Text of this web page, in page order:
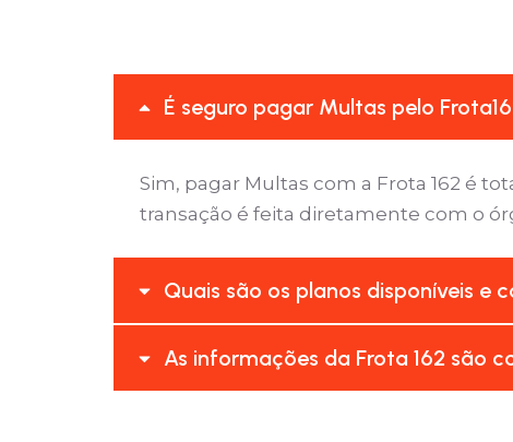
É seguro pagar Multas pelo
Sim, pagar Multas com a Frota 162 é
transação é feita diretamente com o
Quais são os planos disponíveis e
As informações da Frota 162 são